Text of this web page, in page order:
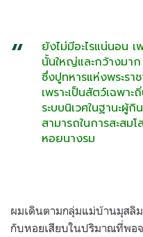
ยังไม่มีอะไรแน่นอน เ
นั้นใหญ่และกว้างมา
ซึ่งปูทหารแห่งพระร
เพราะเป็นสัตว์เฉพา
ระบบนิเวศในฐานะผู้
สามารถในการสะสม
หอยนางรม
ผมเดินตามกลุ่มแม่บ้านมุสลิ
กับหอยเสียบในปริมาณที่พอ